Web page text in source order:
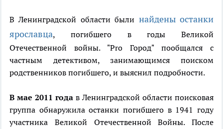
В Ленинградской области были найдены останки
ярославца, погибшего в годы Великой
Отечественной войны. "Pro Город" пообщался с
частным детективом, занимающимся поиском
родственников погибшего, и выяснил подробности.
В мае 2011 года в Ленинградской области поисковая
группа обнаружила останки погибшего в 1941 году
участника Великой Отечественной Войны. После